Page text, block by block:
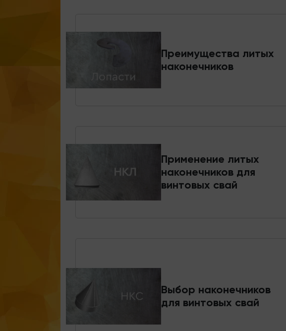
Преимущества литых
наконечников
Применение литых
наконечников для
винтовых свай
Выбор наконечников
для винтовых свай